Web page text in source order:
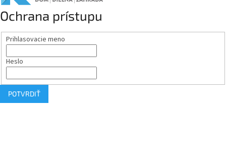
Ochrana prístupu
Prihlasovacie meno
Heslo
POTVRDIŤ